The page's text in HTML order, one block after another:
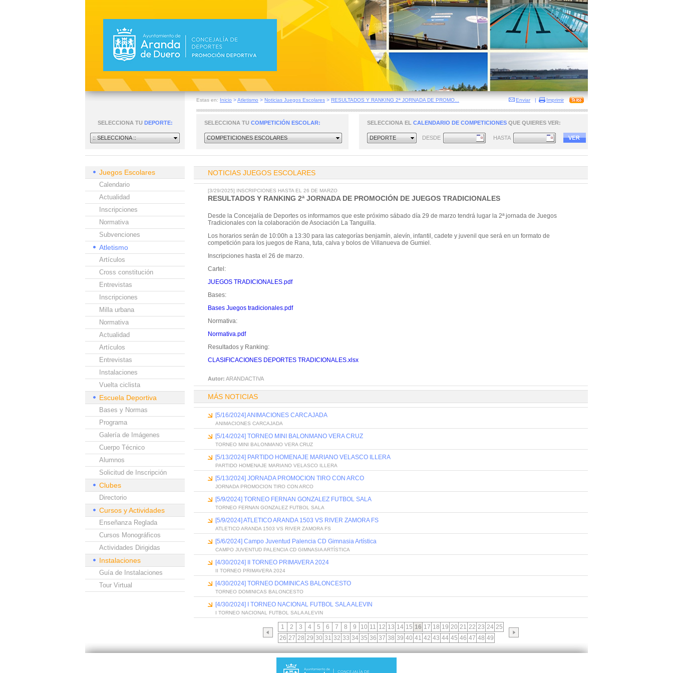
Estas en: Inicio >Atletismo > Noticias Juegos Escolares > RESULTADOS Y RANKING 2ª JORNADA DE PROMO... Enviar | Imprimir
SELECCIONA TU DEPORTE:
:: SELECCIONA ::
SELECCIONA TU COMPETICIÓN ESCOLAR:
COMPETICIONES ESCOLARES
SELECCIONA EL CALENDARIO DE COMPETICIONES QUE QUIERES VER:
DEPORTE DESDE HASTA
Juegos Escolares
Calendario
Actualidad
Inscripciones
Normativa
Subvenciones
Atletismo
Artículos
Cross constitución
Entrevistas
Inscripciones
Milla urbana
Normativa
Actualidad
Artículos
Entrevistas
Instalaciones
Vuelta ciclista
Escuela Deportiva
Bases y Normas
Programa
Galería de Imágenes
Cuerpo Técnico
Alumnos
Solicitud de Inscripción
Clubes
Directorio
Cursos y Actividades
Enseñanza Reglada
Cursos Monográficos
Actividades Dirigidas
Instalaciones
Guía de Instalaciones
Tour Virtual
NOTICIAS JUEGOS ESCOLARES
[3/29/2025] INSCRIPCIONES HASTA EL 26 DE MARZO
RESULTADOS Y RANKING 2ª JORNADA DE PROMOCIÓN DE JUEGOS TRADICIONALES
Desde la Concejalía de Deportes os informamos que este próximo sábado día 29 de marzo tendrá lugar la 2ª jornada de Juegos
Tradicionales con la colaboración de Asociación La Tanguilla.
Los horarios serán de 10:00h a 13:30 para las categorías benjamín, alevín, infantil, cadete y juvenil que será en un formato de
competición para los juegos de Rana, tuta, calva y bolos de Villanueva de Gumiel.
Inscripciones hasta el 26 de marzo.
Cartel:
JUEGOS TRADICIONALES.pdf
Bases:
Bases Juegos tradicionales.pdf
Normativa:
Normativa.pdf
Resultados y Ranking:
CLASIFICACIONES DEPORTES TRADICIONALES.xlsx
Autor: ARANDACTIVA
MÁS NOTICIAS
[5/16/2024] ANIMACIONES CARCAJADA
ANIMACIONES CARCAJADA
[5/14/2024] TORNEO MINI BALONMANO VERA CRUZ
TORNEO MINI BALONMANO VERA CRUZ
[5/13/2024] PARTIDO HOMENAJE MARIANO VELASCO ILLERA
PARTIDO HOMENAJE MARIANO VELASCO ILLERA
[5/13/2024] JORNADA PROMOCION TIRO CON ARCO
JORNADA PROMOCION TIRO CON ARCO
[5/9/2024] TORNEO FERNAN GONZALEZ FUTBOL SALA
TORNEO FERNAN GONZALEZ FUTBOL SALA
[5/9/2024] ATLETICO ARANDA 1503 VS RIVER ZAMORA FS
ATLETICO ARANDA 1503 VS RIVER ZAMORA FS
[5/6/2024] Campo Juventud Palencia CD Gimnasia Artística
CAMPO JUVENTUD PALENCIA CD GIMNASIA ARTÍSTICA
[4/30/2024] II TORNEO PRIMAVERA 2024
II TORNEO PRIMAVERA 2024
[4/30/2024] TORNEO DOMINICAS BALONCESTO
TORNEO DOMINICAS BALONCESTO
[4/30/2024] I TORNEO NACIONAL FUTBOL SALA ALEVIN
I TORNEO NACIONAL FUTBOL SALA ALEVIN
1 2 3 4 5 6 7 8 9 10 11 12 13 14 15 16 17 18 19 20 21 22 23 24 25
26 27 28 29 30 31 32 33 34 35 36 37 38 39 40 41 42 43 44 45 46 47 48 49